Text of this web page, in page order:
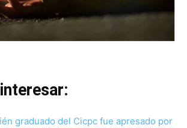
graduado del Cicpc fue apresado por